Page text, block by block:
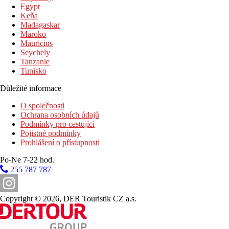
Egypt
Keňa
Madagaskar
Maroko
Mauricius
Seychely
Tanzanie
Tunisko
Důležité informace
O společnosti
Ochrana osobních údajů
Podmínky pro cestující
Pojistné podmínky
Prohlášení o přístupnosti
Po-Ne 7-22 hod.
255 787 787
Copyright © 2026, DER Touristik CZ a.s.